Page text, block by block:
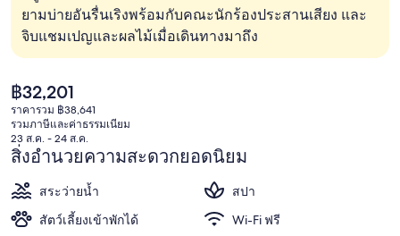
บริเวณภายนอก
ยามบ่ายอันรื่นเริงพร้อมกับคณะนักร้องประสานเสียง และ
จิบแชมเปญและผลไม้เมื่อเดินทางมาถึง
ราคา
ปัจจุบัน
฿32,201
฿32,201
ราคารวม ฿38,641
รวมภาษีและค่าธรรมเนียม
23 ส.ค. - 24 ส.ค.
สิ่งอำนวยความสะดวกยอดนิยม
สระว่ายน้ำ
สปา
สัตว์เลี้ยงเข้าพักได้
Wi-Fi ฟรี